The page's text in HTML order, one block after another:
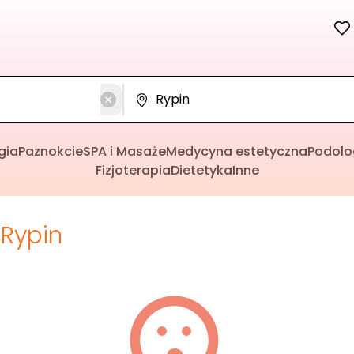
PaznokcieSPA i MasażeMedycyna estetyczna
FizjoterapiaDietetykaInne
Rypin